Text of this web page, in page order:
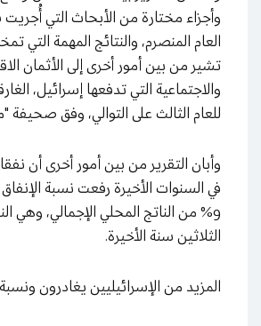
وأجزاء مختارة من الأبحاث التي أُجريت
العام المنصرم، والنتائج المهمة التي
تشير من بين أمور أخرى إلى الأثمان
والاجتماعية التي تدفعها إسرائيل،
للعام الثالث على التوالي، وفق صحيفة
وأبان التقرير من بين أمور أخرى أن
في السنوات الأخيرة رفعت نسبة
9% من الناتج المحلي الإجمالي، وهي
الثلاثين سنة الأخيرة.
المزيد من الإسرائيليين يغادرون